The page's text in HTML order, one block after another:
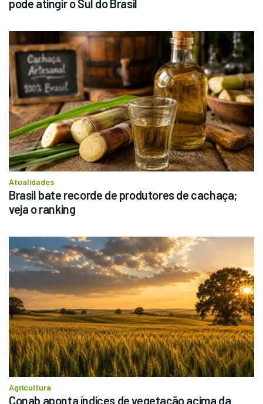
pode atingir o Sul do Brasil
Atualidades
Brasil bate recorde de produtores de cachaça;
veja o ranking
Agricultura
Conab aponta índices de vegetação acima da